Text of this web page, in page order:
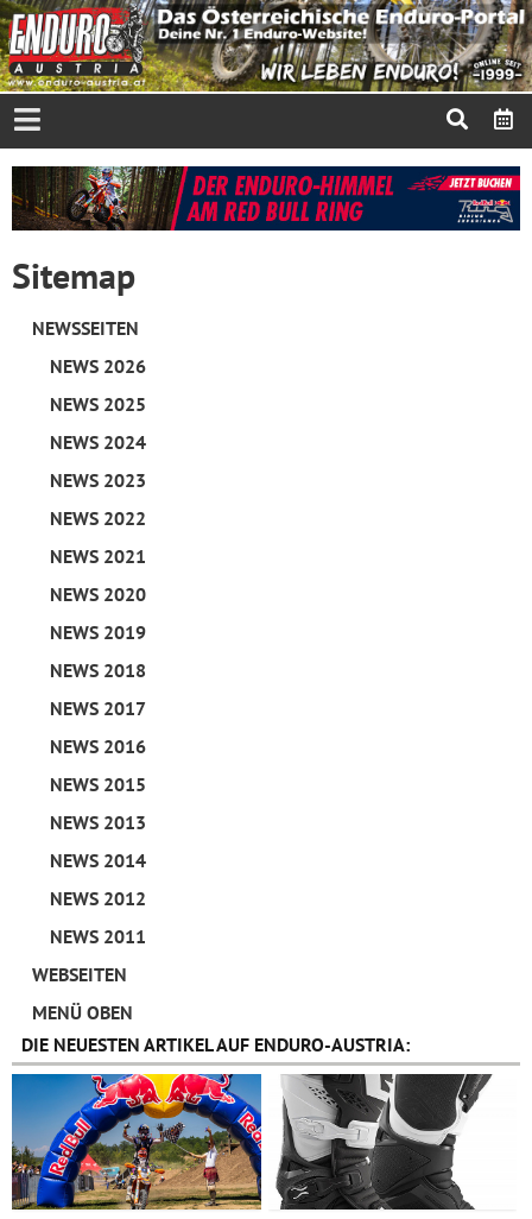
Sitemap
NEWSSEITEN
NEWS 2026
NEWS 2025
NEWS 2024
NEWS 2023
NEWS 2022
NEWS 2021
NEWS 2020
NEWS 2019
NEWS 2018
NEWS 2017
NEWS 2016
NEWS 2015
NEWS 2013
NEWS 2014
NEWS 2012
NEWS 2011
WEBSEITEN
MENÜ OBEN
DIE NEUESTEN ARTIKEL AUF ENDURO-AUSTRIA: